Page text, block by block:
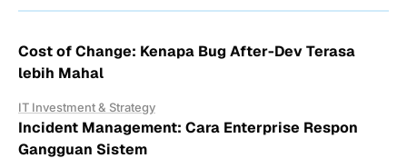
Cost of Change: Kenapa Bug After-Dev Terasa
lebih Mahal
IT Investment & Strategy
Incident Management: Cara Enterprise Respon
Gangguan Sistem